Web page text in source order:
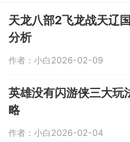
城关卡、生存
内置冒险、迷
步提升玩家策
天龙八部2飞龙战天辽
分析
作者：小白2026-02-09
英雄没有闪游侠三大玩
略
作者：小白2026-02-04